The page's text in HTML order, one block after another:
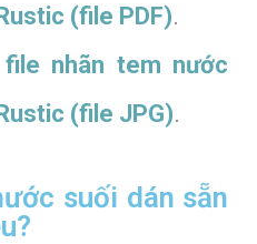
(file PDF).
nhãn tem nước
(file JPG).
suối dán sẵn